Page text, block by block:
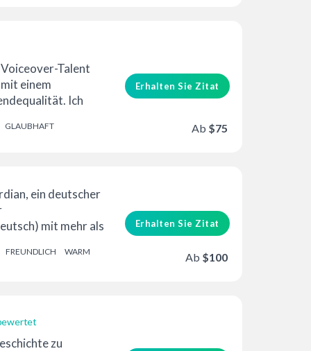
Guter Wert
Talent
einem
Ich
GLAUBHAFT
Erhalten Sie Zitat
Ab $75
ein deutscher
mit mehr als
FREUNDLICH WARM
Erhalten Sie Zitat
Ab $100
zu